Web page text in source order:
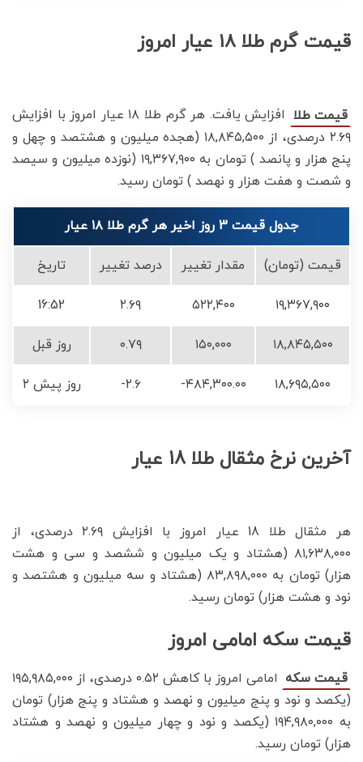
قیمت گرم طلا ۱۸ عیار امروز
قیمت طلا
افزایش یافت. هر گرم طلا ۱۸ عیار امروز با افزایش
۲.۶۹ درصدی، از ۱۸,۸۴۵,۵۰۰ (هجده میلیون و هشتصد و چهل و
پنج هزار و پانصد ) تومان به ۱۹,۳۶۷,۹۰۰ (نوزده میلیون و سیصد
و شصت و هفت هزار و نهصد ) تومان رسید.
جدول قیمت 3 روز اخیر هر گرم طلا ۱۸ عیار
قیمت (تومان) مقدار تغییر درصد تغییر تاریخ
۱۹,۳۶۷,۹۰۰ ۵۲۲,۴۰۰ ۲.۶۹ 16:52
۱۸,۸۴۵,۵۰۰ ۱۵۰,۰۰۰ ۰.۷۹ روز قبل
۱۸,۶۹۵,۵۰۰ -۴۸۴,۳۰۰.۰۰ -۲.۶ ۲ روز پیش
آخرین نرخ مثقال طلا 18 عیار
هر مثقال طلا 18 عیار امروز با افزایش ۲.۶۹ درصدی، از
۸۱,۶۳۸,۰۰۰ (هشتاد و یک میلیون و ششصد و سی و هشت
هزار) تومان به ۸۳,۸۹۸,۰۰۰ (هشتاد و سه میلیون و هشتصد و
نود و هشت هزار) تومان رسید.
قیمت سکه امامی امروز
قیمت سکه
امامی امروز با کاهش ۰.۵۲ درصدی، از ۱۹۵,۹۸۵,۰۰۰
(یکصد و نود و پنج میلیون و نهصد و هشتاد و پنج هزار) تومان
به ۱۹۴,۹۸۰,۰۰۰ (یکصد و نود و چهار میلیون و نهصد و هشتاد
هزار) تومان رسید.